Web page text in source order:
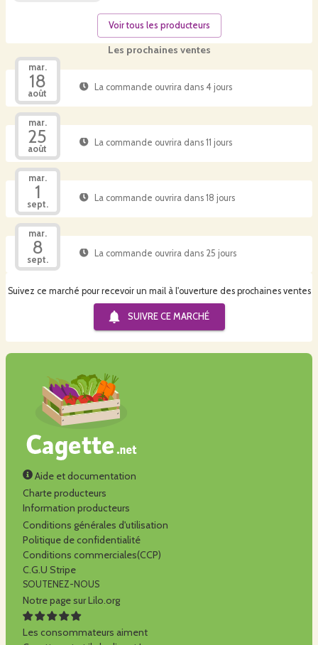
Les prochaines ventes
mar.
18
août
La commande ouvrira dans 4 jours
mar.
25
août
La commande ouvrira dans 11 jours
mar.
1
sept.
La commande ouvrira dans 18 jours
mar.
8
sept.
La commande ouvrira dans 25 jours
Suivez ce marché pour recevoir un mail à l'ouverture des prochaines ventes
SUIVRE CE MARCHÉ
Voir tous les producteurs
Aide et documentation
Charte producteurs
Information producteurs
Conditions générales d'utilisation
Politique de confidentialité
Conditions commerciales(CCP)
C.G.U Stripe
SOUTENEZ-NOUS
Notre page sur Lilo.org
Les consommateurs aiment